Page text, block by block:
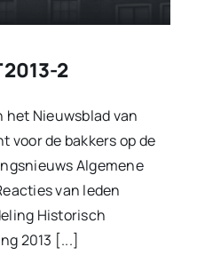
2013-2
het Nieuwsblad van
voor de bakkers op de
Algemene
van leden
Historisch
2013 [...]